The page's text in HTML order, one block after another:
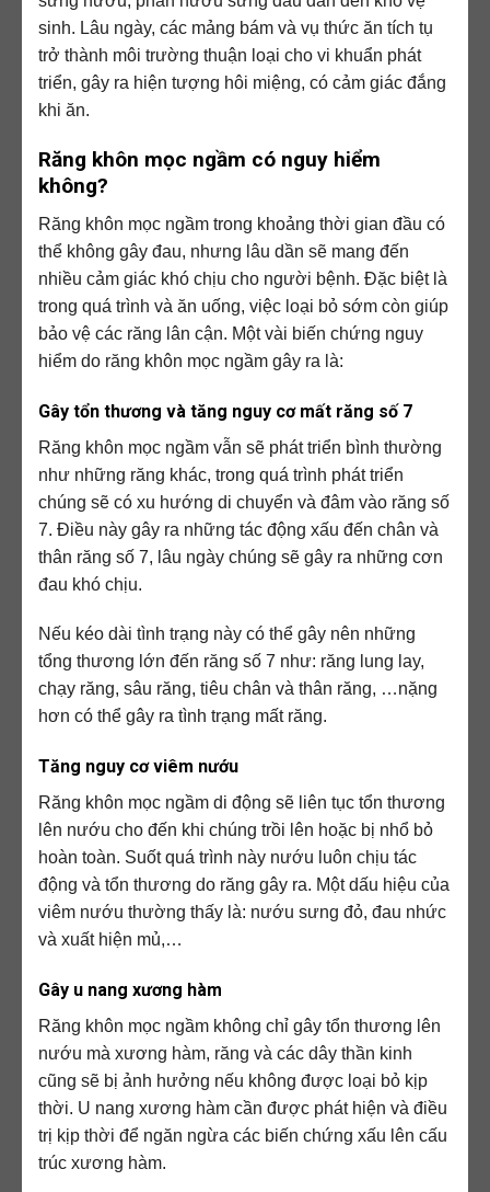
sinh. Lâu ngày, các mảng bám và vụ thức ăn tích tụ
trở thành môi trường thuận loại cho vi khuẩn phát
triển, gây ra hiện tượng hôi miệng, có cảm giác đắng
khi ăn.
Răng khôn mọc ngầm có nguy hiểm
không?
Răng khôn mọc ngầm trong khoảng thời gian đầu có
thể không gây đau, nhưng lâu dần sẽ mang đến
nhiều cảm giác khó chịu cho người bệnh. Đặc biệt là
trong quá trình và ăn uống, việc loại bỏ sớm còn giúp
bảo vệ các răng lân cận. Một vài biến chứng nguy
hiểm do răng khôn mọc ngầm gây ra là:
Gây tổn thương và tăng nguy cơ mất răng số 7
Răng khôn mọc ngầm vẫn sẽ phát triển bình thường
như những răng khác, trong quá trình phát triển
chúng sẽ có xu hướng di chuyển và đâm vào răng số
7. Điều này gây ra những tác động xấu đến chân và
thân răng số 7, lâu ngày chúng sẽ gây ra những cơn
đau khó chịu.
Nếu kéo dài tình trạng này có thể gây nên những
tổng thương lớn đến răng số 7 như: răng lung lay,
chạy răng, sâu răng, tiêu chân và thân răng, …nặng
hơn có thể gây ra tình trạng mất răng.
Tăng nguy cơ viêm nướu
Răng khôn mọc ngầm di động sẽ liên tục tổn thương
lên nướu cho đến khi chúng trồi lên hoặc bị nhổ bỏ
hoàn toàn. Suốt quá trình này nướu luôn chịu tác
động và tổn thương do răng gây ra. Một dấu hiệu của
viêm nướu thường thấy là: nướu sưng đỏ, đau nhức
và xuất hiện mủ,…
Gây u nang xương hàm
Răng khôn mọc ngầm không chỉ gây tổn thương lên
nướu mà xương hàm, răng và các dây thần kinh
cũng sẽ bị ảnh hưởng nếu không được loại bỏ kịp
thời. U nang xương hàm cần được phát hiện và điều
trị kịp thời để ngăn ngừa các biến chứng xấu lên cấu
trúc xương hàm.